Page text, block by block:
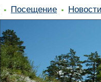
Посещение